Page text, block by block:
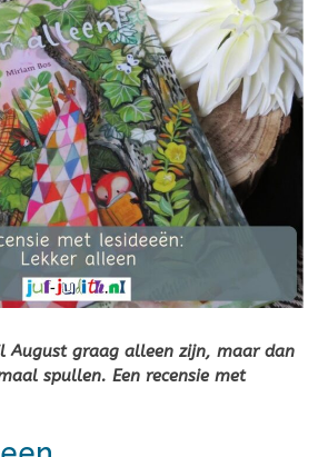
August graag alleen zijn, maar dan
spullen. Een recensie met